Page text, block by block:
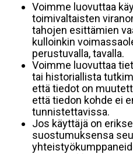
Voimme luovuttaa
toimivaltaisten
tahojen esittämien
kulloinkin
perustuvalla, tavalla.
Voimme luovuttaa
tai historiallista
että tiedot on
että tiedon kohde ei
tunnistettavissa.
Jos käyttäjä on
suostumuksensa